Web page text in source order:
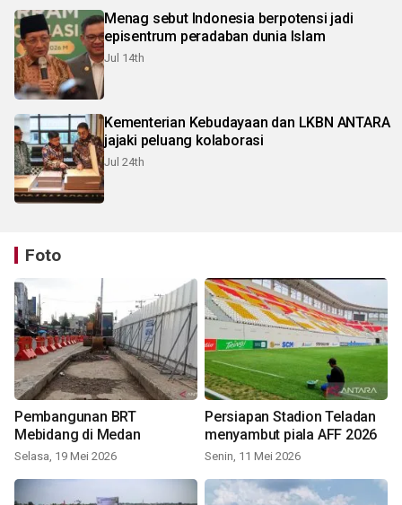
Menag sebut Indonesia berpotensi jadi
episentrum peradaban dunia Islam
Jul 14th
Kementerian Kebudayaan dan LKBN ANTARA
jajaki peluang kolaborasi
Jul 24th
Foto
Pembangunan BRT
Mebidang di Medan
Selasa, 19 Mei 2026
Persiapan Stadion Teladan
menyambut piala AFF 2026
Senin, 11 Mei 2026